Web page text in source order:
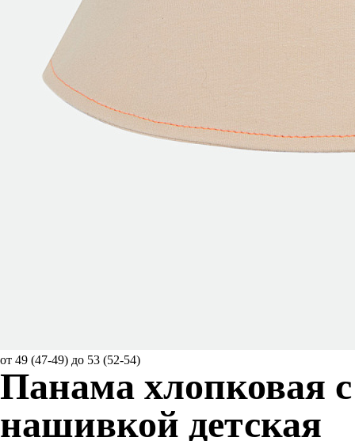
от 49 (47-49) до 53 (52-54)
Панама хлопковая с
нашивкой детская